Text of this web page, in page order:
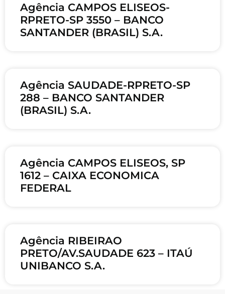
Agência CAMPOS ELISEOS-
RPRETO-SP 3550 – BANCO
SANTANDER (BRASIL) S.A.
Agência SAUDADE-RPRETO-SP
288 – BANCO SANTANDER
(BRASIL) S.A.
Agência CAMPOS ELISEOS, SP
1612 – CAIXA ECONOMICA
FEDERAL
Agência RIBEIRAO
PRETO/AV.SAUDADE 623 – ITAÚ
UNIBANCO S.A.